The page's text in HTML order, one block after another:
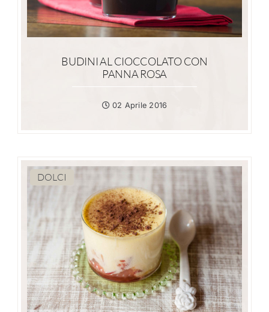
BUDINI AL CIOCCOLATO CON
PANNA ROSA
02 Aprile 2016
DOLCI